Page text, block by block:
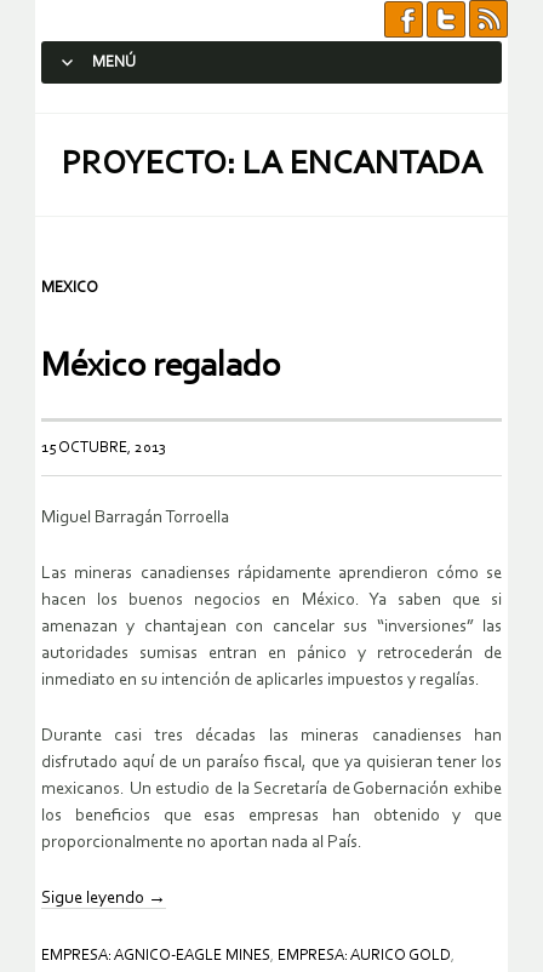
MENÚ
PROYECTO: LA ENCANTADA
MEXICO
México regalado
15 OCTUBRE, 2013
Miguel Barragán Torroella
Las mineras canadienses rápidamente aprendieron cómo se
hacen los buenos negocios en México. Ya saben que si
amenazan y chantajean con cancelar sus “inversiones” las
autoridades sumisas entran en pánico y retrocederán de
inmediato en su intención de aplicarles impuestos y regalías.
Durante casi tres décadas las mineras canadienses han
disfrutado aquí de un paraíso fiscal, que ya quisieran tener los
mexicanos. Un estudio de la Secretaría de Gobernación exhibe
los beneficios que esas empresas han obtenido y que
proporcionalmente no aportan nada al País.
Sigue leyendo →
EMPRESA: AGNICO-EAGLE MINES, EMPRESA: AURICO GOLD,